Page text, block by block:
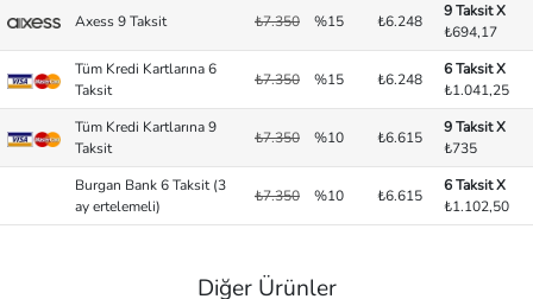
Axess 9 Taksit ₺7.350 %15 ₺6.248
9 Taksit X
₺694,17
Tüm Kredi Kartlarına 6
Taksit
₺7.350 %15 ₺6.248
6 Taksit X
₺1.041,25
Tüm Kredi Kartlarına 9
Taksit
₺7.350 %10 ₺6.615
9 Taksit X
₺735
Burgan Bank 6 Taksit (3
ay ertelemeli)
₺7.350 %10 ₺6.615
6 Taksit X
₺1.102,50
Diğer Ürünler